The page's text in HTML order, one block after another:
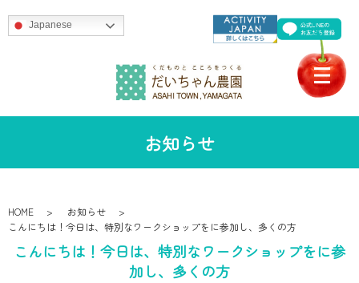
Japanese
お知らせ
HOME
お知らせ
こんにちは！今日は、特別なワークショップをに参加し、多くの方
こんにちは！今日は、特別なワークショップをに参
加し、多くの方